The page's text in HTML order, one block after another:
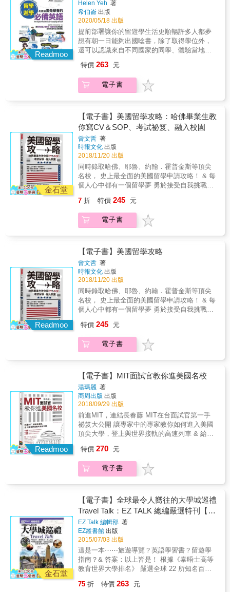
享多位Kelly親自陪伴的學生故事，包括自學
生、學習障礙學生、家庭失能背景學生等。那
些曾經在臺灣被認為「不適合讀書」的孩子，
到了美國之後，反而找到屬於自己的方向與舞
臺。★特別整理「美國留學懶人包」與自我評
估表，提供最實用的留學方向整理。針對國中
生、高中生、大學生等不同族群，整理赴美留
幫助讀者更清楚理解自己是否適合出國，以及
應該如何開始準備。留學，從來不只是念書而
已很多人以為，留學只是換一個國家讀書；但
新認識自己的過程。你會第一次發現，原來自
己沒有想像中堅強；也會第一次知道，原來很
多事情，真的只能靠自己撐過去。從語言障
礙、文化差異，到經濟壓力與身分焦慮，每一
個選擇，都在逼著人成長。不是因為厲害才勇
敢，而是因為不想留下遺憾Kelly並不是一開始
就很厲害的人。她也曾經自卑、迷惘、被現實
壓得喘不過氣。但一路走來，她始終沒有停下
開臺灣，她可能永遠不會知道，原來人生還有
一定要出國」，而是：不要因為害怕，而放棄
重新選擇人生的機會。因為走過，所以更想接
住別人成立西雅圖留學中心，並不只是因為
Kelly想創業，而是因為她太清楚，一個人在異
鄉跌跌撞撞有多孤單。她希望自己做的，不只
是一間代辦公司，而是一個真正能陪學生一起
成長的地方。從申請學校、簽證、住宿，到學
生真正抵達美國後的生活與心理狀態，她都選
擇親自陪伴。因為她始終相信：留學最重要
的，從來不是把學生送出去，而是有人願意陪
他們，把那條路走穩。
電話熱線到底說什麼：學他們用電話邀約、取
消約會、討論功課、找朋友談心。說美國年輕
人聚在一起說的話，不論是一起逛大街、練習
球賽、參加社團、約會、邀請人家參加舞會、
和好友借車開等，各種場合、情境的流行美
生活型態，一方面學習英語，一方面瞭解道地
全部都是最簡單、實用的對話，以清晰易讀的
方式呈現，讓你一學就會。更設計鮮明的角
色，生動有趣的情境式內文，讓你融入劇情，
有如身歷其境一般的進入英語的世界。誰說學
英語不能像看小說一樣，讀得津津有味？讓你
學起英語輕輕鬆鬆、快快樂樂，說起英語來，
更是道道地地、自自在在。
入境檢查，選擇住處到銀行開戶及辦手機等內
容；再來是「學校生活」，收錄與導師見面、
選課、做課堂計畫、交朋友及參加社團等單
元。「日常生活」主題則有超市購物、採買家
用品、就醫看診及去藥局等與生活相關的實用
單元。最後的「社交生活」包羅萬象，有參加
派對、去酒吧、露營滑雪、約會戀愛等社交活
題。透過本書中兩位分別到美國和英國念書的
主人翁Julie和Eric，我們可以了解在美國和英
國求學時可能遇到的各種情況。在「情境對
說和閱讀能力外，還可以事先了解在異國生
活、求學可能遇到的各種狀況及因應之道。而
「專業小叮嚀」則有豐富的資訊，幫助你在國
外求學可以順心順意。接著，來看看本書的精
彩內容：【不知不可的必備單字】進入單元學
習之前，先來認識與該主題相關的重點字彙。
【超實用必備句】因應主題可能遇到的各種情
況，設計實用問答。【72種求學生活場景】收
容，每段對話都貼近國外生活情境，現學現
關資訊及加強閱讀能力。【專業小叮嚀】依據
主題補充相關實用資訊，求學生活不再手忙腳
亂。有機會出國唸書、同時留下難忘的體驗是
一件美好的事，為了不留下遺憾，能夠事先做
好充分準備是很重要的，就讓本書幫助你有個
好的開始，讓你出國念書的夢想不再遙不可
及。
Readmoo
Helen Yeh 著
希伯崙 出版
2020/05/18 出版
提前部署讓你的留遊學生活更順暢許多人都夢
想有朝一日能夠出國唸書，除了取得學位外，
還可以認識來自不同國家的同學、體驗當地的
克服語言障礙外，對於新的環境、不同的文化
價值觀、甚至連吃、住、交通等再普通不過的
事都可能讓你的海外求學生活不如想像中的美
楚的了解，必能減少生活中的各種衝擊，而本
書就是針對這樣的需求為你量身打造。本書涵
蓋四大主題，首先是「抵達和安頓」，介紹從
入境檢查，選擇住處到銀行開戶及辦手機等內
容；再來是「學校生活」，收錄與導師見面、
選課、做課堂計畫、交朋友及參加社團等單
元。「日常生活」主題則有超市購物、採買家
用品、就醫看診及去藥局等與生活相關的實用
單元。最後的「社交生活」包羅萬象，有參加
派對、去酒吧、露營滑雪、約會戀愛等社交活
題。透過本書中兩位分別到美國和英國念書的
主人翁Julie和Eric，我們可以了解在美國和英
國求學時可能遇到的各種情況。在「情境對
說和閱讀能力外，還可以事先了解在異國生
活、求學可能遇到的各種狀況及因應之道。而
「專業小叮嚀」則有豐富的資訊，幫助你在國
外求學可以順心順意。接著，來看看本書的精
彩內容：【不知不可的必備單字】進入單元學
習之前，先來認識與該主題相關的重點字彙。
【超實用必備句】因應主題可能遇到的各種情
錄入境檢查、交通住宿、學校及社交生活等內
容，每段對話都貼近國外生活情境，現學現
用。【18篇主題閱讀】藉由閱讀文章來吸收相
亂。有機會出國唸書、同時留下難忘的體驗是
一件美好的事，為了不留下遺憾，能夠事先做
好充分準備是很重要的，就讓本書幫助你有個
好的開始，讓你出國念書的夢想不再遙不可
及。
特價 263 元
電子書
金石堂
【電子書】美國留學攻略：哈佛畢業生教
你寫CV＆SOP、考試祕笈、融入校園
曾文哲 著
時報文化 出版
2018/11/20 出版
同時錄取哈佛、耶魯、約翰．霍普金斯等頂尖
名校， 史上最全面的美國留學申請攻略！ & 每
個人心中都有一個留學夢 勇於接受自我挑戰，
申請！ & ★實現留學夢，制定你的留學計畫
表！ 該不該找代辦要考量哪些因素？帶你分析
利弊、設定目標，無論是否靠代辦，都要先親
教學，範例直接給你看；告訴你邀請推薦人的
眉角與推薦信該怎麼寫。 & ★留學考試完全攻
略，私藏讀書法大公開！ 同時準備GRE和托福
的步驟step by step，詳細解說GRE和托福的個
別準備重點、題型解說與應試技巧。 & ★放榜
後，勇敢抉擇未來之路！ 評估「夢幻」與「保
底」學校清單，分析研究領域與排名；全部落
榜別灰心，向學校諮詢原因，重新擬定留學計
畫。 & ★展開留學生活，迎向夢想人生！ 了解
園活動與上課經驗，教你快速融入當地文化，
適應留學生活。 & ★PLUS──申請美國大學部
的過來人經驗談！ 更早展開生涯規畫，讓自己
流程重點整理｜ & 1.蒐集資訊／設定目標 決定
目標學校，設定夢幻與保底名單，確認學校所
需申請資料、考試門檻。 2.準備留學考試／申
請文件 申請GPA認證，撰寫CV、SOP，準備
推薦信，考托福、GRE。 3.放榜後 選校、確認
入學資格、參加學校Open House。 4.出國前
繳交財力證明、辦學生簽證、找住宿、訂機
申請know how，都在本書中！
7 折 特價 245 元
電子書
Readmoo
【電子書】美國留學攻略
曾文哲 著
時報文化 出版
2018/11/20 出版
同時錄取哈佛、耶魯、約翰．霍普金斯等頂尖
名校， 史上最全面的美國留學申請攻略！ & 每
個人心中都有一個留學夢 勇於接受自我挑戰，
申請！ & ★實現留學夢，制定你的留學計畫
表！ 該不該找代辦要考量哪些因素？帶你分析
利弊、設定目標，無論是否靠代辦，都要先親
教學，範例直接給你看；告訴你邀請推薦人的
眉角與推薦信該怎麼寫。 & ★留學考試完全攻
略，私藏讀書法大公開！ 同時準備GRE和托福
的步驟step by step，詳細解說GRE和托福的個
別準備重點、題型解說與應試技巧。 & ★放榜
後，勇敢抉擇未來之路！ 評估「夢幻」與「保
底」學校清單，分析研究領域與排名；全部落
榜別灰心，向學校諮詢原因，重新擬定留學計
畫。 & ★展開留學生活，迎向夢想人生！ 了解
園活動與上課經驗，教你快速融入當地文化，
適應留學生活。 & ★PLUS──申請美國大學部
的過來人經驗談！ 更早展開生涯規畫，讓自己
的志向更清晰，未來腳步更堅定！ ｜留學申請
流程重點整理｜ & 1.蒐集資訊／設定目標 決定
目標學校，設定夢幻與保底名單，確認學校所
需申請資料、考試門檻。 2.準備留學考試／申
請文件 申請GPA認證，撰寫CV、SOP，準備
推薦信，考托福、GRE。 3.放榜後 選校、確認
入學資格、參加學校Open House。 4.出國前
繳交財力證明、辦學生簽證、找住宿、訂機
票，參加各校「臺灣同學會」。 & ──詳細留學
特價 245 元
電子書
Readmoo
【電子書】MIT面試官教你進美國名校
湯瑪麗 著
商周出版 出版
2018/09/29 出版
前進MIT，連結長春藤 MIT在台面試官第一手
祕笈大公開 讓專家中的專家教你如何進入美國
頂尖大學，登上與世界接軌的高速列車 & 給家
申請美國名校的留學指南； 給老師，輔導學生
升學最佳教材。 她&，一位MIT媽媽， 教養三
個子女，兩個進麻省理工學院，一個進普林斯
讓你成為名校爭取的人才！ 相較於過去，許多
台灣學生在大學畢業之後出國留學，然而隨著
觀念的變化、資訊的普及，今天這股潮流已經
進入高中。有越來越多的高中學生，不一定考
慮台灣的大學，而是放眼世界，直接申請進入
國外大學就讀。此現象已成為備受關注的高教
議題。 就高度全球化的發展而言，年輕人前往
世界知名大學就讀，不只是實現夢想、挑戰自
我的開始，也是將自己培養成國際未來人才的
起步。儘管世界各國均致力於提升學術研究，
特價 270 元
電子書
金石堂
【電子書】全球最令人嚮往的大學城巡禮
Travel Talk：EZ TALK 總編嚴選特刊【有
聲】
EZ Talk 編輯部 著
EZ叢書館 出版
2015/07/03 出版
這是一本⋯⋯旅遊導覽？英語學習書？留遊學
指南？& 答案：以上皆是！ 根據《泰晤士高等
教育世界大學排名》 嚴選全球 22 所知名百年
& ★一流學府獨步全球的教學特色為何？最熱
75 折 特價 263 元